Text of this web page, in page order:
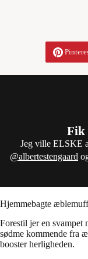
Fik
Jeg ville ELSKE
@albertestengaard
Hjemmebagte
Forestil jer en svampet
sødme kommende fra
booster herligheden.